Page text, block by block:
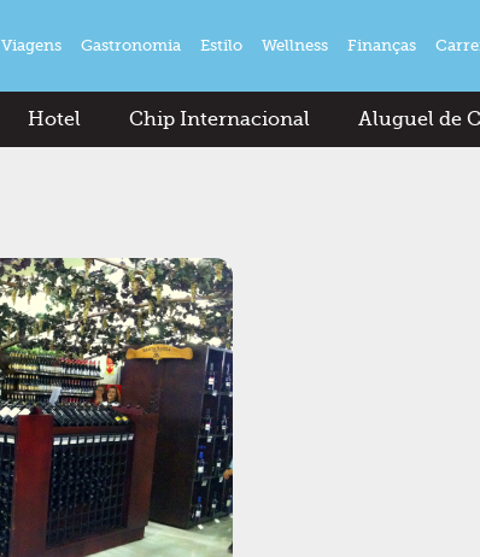
Viagens Gastronomia Estilo Wellness Finanças
Hotel Chip Internacional Aluguel de